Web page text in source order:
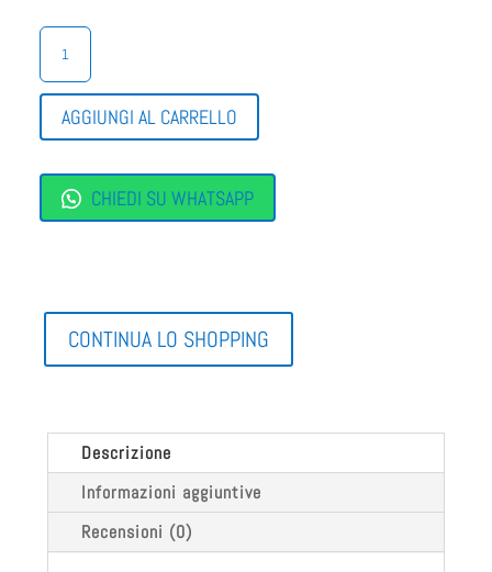
SCARPE
CON
ZEPPA
CINZIA
SOFTAGGIUNGI AL CARRELLO
CHIEDI SU WHATSAPP
CONTINUA LO SHOPPING
Descrizione
Informazioni aggiuntive
Recensioni (0)